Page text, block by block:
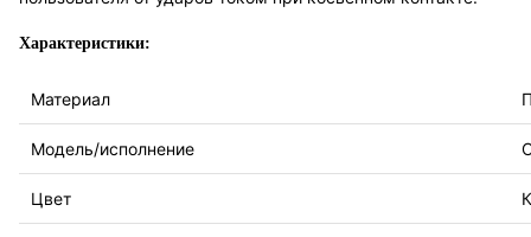
Характеристики:
Материал
Модель/исполнение
Цвет